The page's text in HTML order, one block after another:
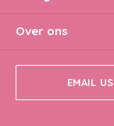
Over ons
EMAIL US